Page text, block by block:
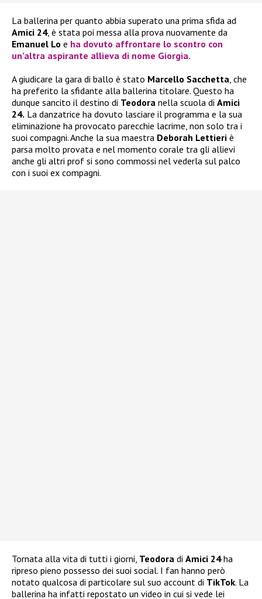
La ballerina per quanto abbia superato una prima sfida ad
Amici 24, è stata poi messa alla prova nuovamente da
Emanuel Lo e ha dovuto affrontare lo scontro con
un’altra aspirante allieva di nome Giorgia.
A giudicare la gara di ballo è stato Marcello Sacchetta, che
ha preferito la sfidante alla ballerina titolare. Questo ha
dunque sancito il destino di Teodora nella scuola di Amici
24. La danzatrice ha dovuto lasciare il programma e la sua
eliminazione ha provocato parecchie lacrime, non solo tra i
suoi compagni. Anche la sua maestra Deborah Lettieri è
parsa molto provata e nel momento corale tra gli allievi
anche gli altri prof si sono commossi nel vederla sul palco
con i suoi ex compagni.
Tornata alla vita di tutti i giorni, Teodora di Amici 24ha
ripreso pieno possesso dei suoi social. I fan hanno però
notato qualcosa di particolare sul suo account di TikTok. La
ballerina ha infatti repostato un video in cui si vede lei